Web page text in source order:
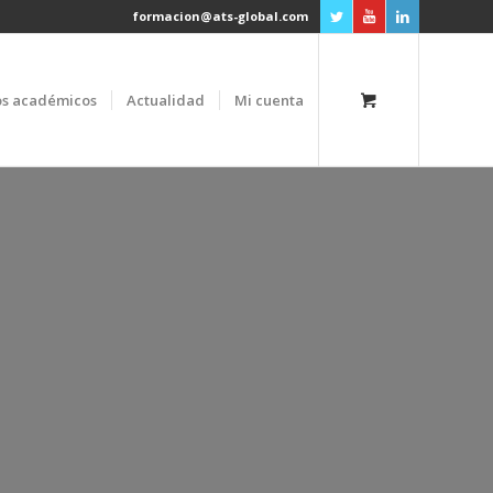
formacion@ats-global.com
académicos Actualidad Mi cuenta